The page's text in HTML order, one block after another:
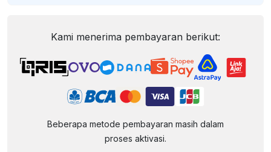
Kami menerima pembayaran berikut:
Beberapa metode pembayaran masih dalam
proses aktivasi.